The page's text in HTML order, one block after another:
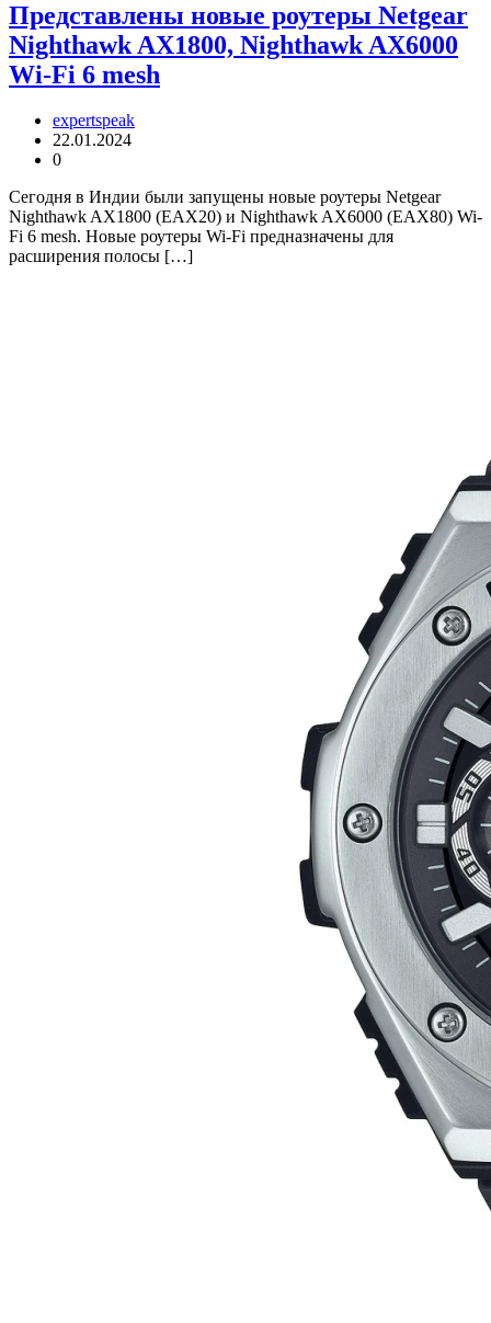
Представлены новые роутеры Netgear
Nighthawk AX1800, Nighthawk AX6000
Wi-Fi 6 mesh
expertspeak
22.01.2024
0
Сегодня в Индии были запущены новые роутеры Netgear
Nighthawk AX1800 (EAX20) и Nighthawk AX6000 (EAX80) Wi-
Fi 6 mesh. Новые роутеры Wi-Fi предназначены для
расширения полосы […]